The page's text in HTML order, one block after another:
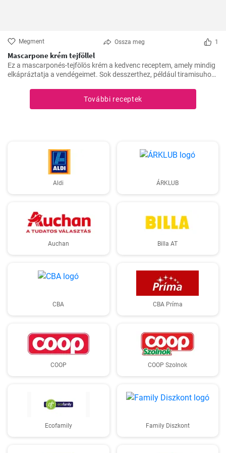
Megment Ossza meg 1
Mascarpone krém tejföllel
Ez a mascarponés-tejfölös krém a kedvenc receptem, amely mindig
elkápráztatja a vendégeimet. Sok desszerthez, például tiramisuhoz
További receptek
Aldi ÁRKLUB
Auchan Billa AT
CBA CBA Príma
COOP COOP Szolnok
Ecofamily Family Diszkont